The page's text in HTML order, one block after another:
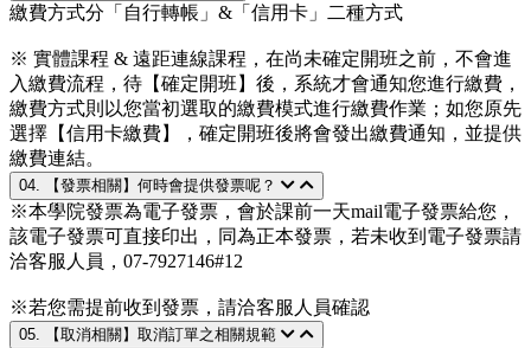
繳費方式分「自行轉帳」&「信用卡」二種方式
※ 實體課程 & 遠距連線課程，在尚未確定開班之前，不會進
入繳費流程，待【確定開班】後，系統才會通知您進行繳費，
繳費方式則以您當初選取的繳費模式進行繳費作業；如您原先
選擇【信用卡繳費】，確定開班後將會發出繳費通知，並提供
繳費連結。
04. 【發票相關】何時會提供發票呢？
※本學院發票為電子發票，會於課前一天mail電子發票給您，
該電子發票可直接印出，同為正本發票，若未收到電子發票請
洽客服人員，07-7927146#12
※若您需提前收到發票，請洽客服人員確認
05. 【取消相關】取消訂單之相關規範